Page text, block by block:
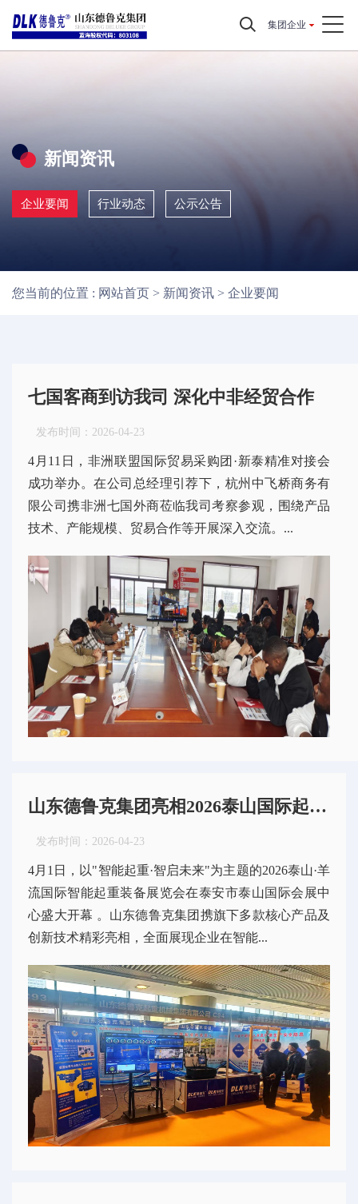
集团企业
新闻资讯
企业要闻 行业动态 公示公告
您当前的位置 : 网站首页 > 新闻资讯 > 企业要闻
七国客商到访我司 深化中非经贸合作
发布时间： 2026-04-23
4月11日，非洲联盟国际贸易采购团·新泰精准对接会
成功举办。在公司总经理引荐下，杭州中飞桥商务有
限公司携非洲七国外商莅临我司考察参观，围绕产品
技术、产能规模、贸易合作等开展深入交流。...
山东德鲁克集团亮相2026泰山国际起重装备展览会 智能安全产品引关注
发布时间： 2026-04-23
4月1日，以"智能起重·智启未来"为主题的2026泰山·羊
流国际智能起重装备展览会在泰安市泰山国际会展中
心盛大开幕 。山东德鲁克集团携旗下多款核心产品及
创新技术精彩亮相，全面展现企业在智能...